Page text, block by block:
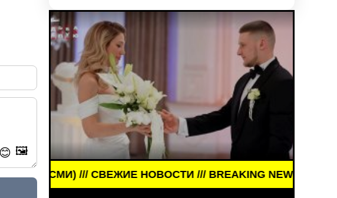
😊 🖼️
/// СВЕЖИЕ НОВОСТИ /// BREAKING NEWS /// НОВОСТИ